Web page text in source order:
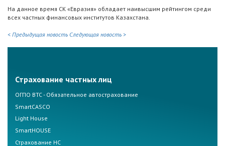
На данное время СК «Евразия» обладает наивысшим рейтингом среди
всех частных финансовых институтов Казахстана.
< Предыдущая новость Следующая новость >
Страхование частных лиц
ОГПО ВТС - Обязательное автострахование
SmartCASCO
Light House
SmartHOUSE
Страхование НС